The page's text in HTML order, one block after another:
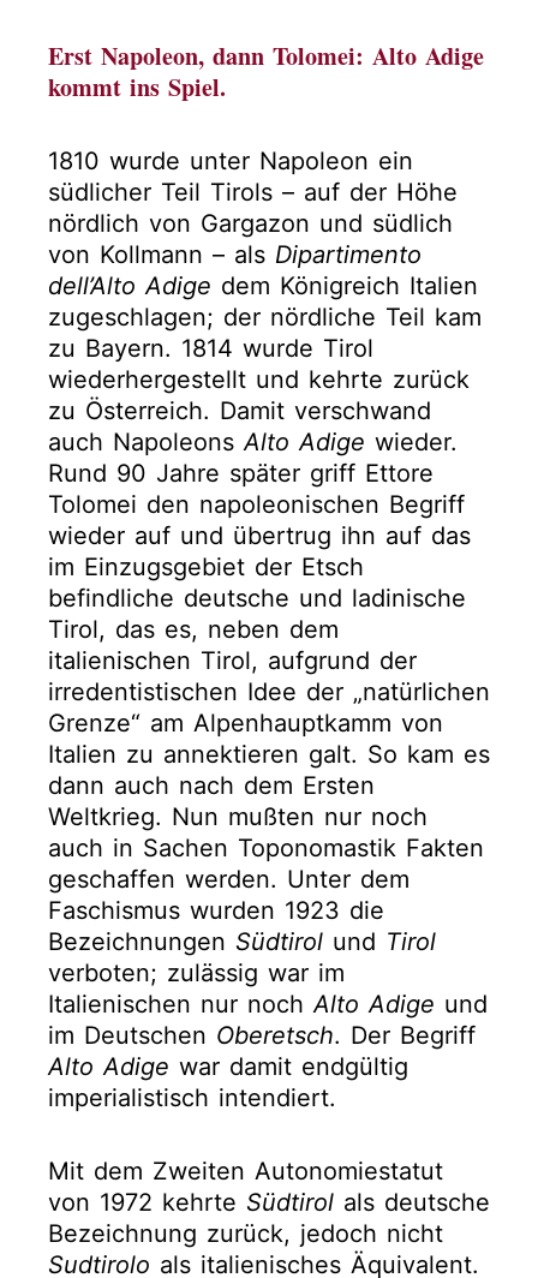
Erst Napoleon, dann Tolomei: Alto Adige
kommt ins Spiel.
1810 wurde unter Napoleon ein
südlicher Teil Tirols – auf der Höhe
nördlich von Gargazon und südlich
von Kollmann – als Dipartimento
dell’Alto Adige dem Königreich Italien
zugeschlagen; der nördliche Teil kam
zu Bayern. 1814 wurde Tirol
wiederhergestellt und kehrte zurück
zu Österreich. Damit verschwand
auch NapoleonsAlto Adige wieder.
Rund 90 Jahre später griff Ettore
Tolomei den napoleonischen Begriff
wieder auf und übertrug ihn auf das
im Einzugsgebiet der Etsch
befindliche deutsche und ladinische
Tirol, das es, neben dem
italienischen Tirol, aufgrund der
irredentistischen Idee der „natürlichen
Grenze“ am Alpenhauptkamm von
Italien zu annektieren galt. So kam es
dann auch nach dem Ersten
Weltkrieg. Nun mußten nur noch
auch in Sachen Toponomastik Fakten
geschaffen werden. Unter dem
Faschismus wurden 1923 die
Bezeichnungen Südtirol und Tirol
verboten; zulässig war im
Italienischen nur nochAlto Adige und
im Deutschen Oberetsch. Der Begriff
Alto Adige war damit endgültig
imperialistisch intendiert.
Mit dem Zweiten Autonomiestatut
von 1972 kehrte Südtirol als deutsche
Bezeichnung zurück, jedoch nicht
Sudtirolo als italienisches Äquivalent.